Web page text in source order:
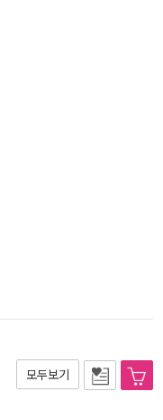
모두보기